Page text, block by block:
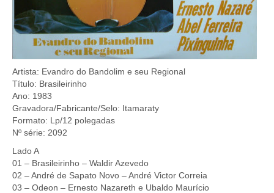
Artista: Evandro do Bandolim e seu Regional
Título: Brasileirinho
Ano: 1983
Gravadora/Fabricante/Selo: Itamaraty
Formato: Lp/12 polegadas
Nº série: 2092
Lado A
01 – Brasileirinho – Waldir Azevedo
02 – André de Sapato Novo – André Victor Correia
03 – Odeon – Ernesto Nazareth e Ubaldo Maurício